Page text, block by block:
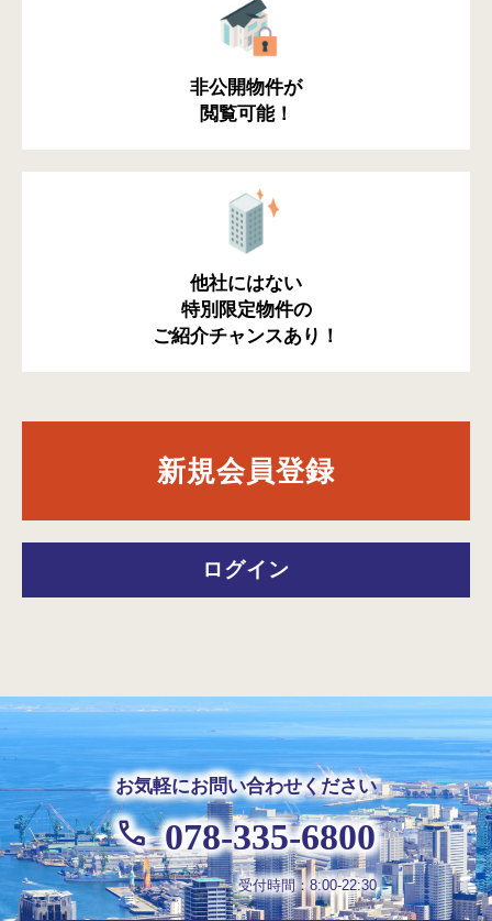
非公開物件が
閲覧可能！
他社にはない
特別限定物件の
ご紹介チャンスあり！
新規会員登録
ログイン
お気軽にお問い合わせください
078-335-6800
受付時間：8:00-22:30